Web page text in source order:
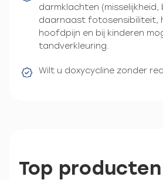
darmklachten (misselijkheid,
daarnaast fotosensibiliteit,
hoofdpijn en bij kinderen
tandverkleuring.
Wilt u doxycycline zonder
Top producten